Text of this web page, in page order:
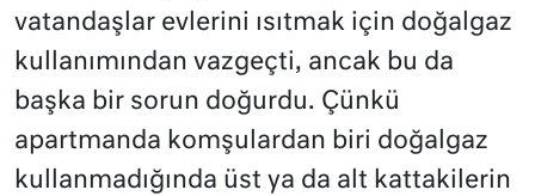
vatandaşlar evlerini ısıtmak için doğalgaz
kullanımından vazgeçti, ancak bu da
başka bir sorun doğurdu. Çünkü
apartmanda komşulardan biri doğalgaz
kullanmadığında üst ya da alt kattakilerin